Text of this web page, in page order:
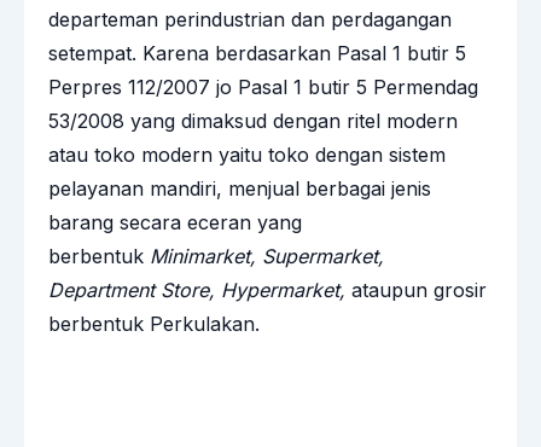
departeman perindustrian dan perdagangan
setempat. Karena berdasarkan Pasal 1 butir 5
Perpres 112/2007 jo Pasal 1 butir 5 Permendag
53/2008 yang dimaksud dengan ritel modern
atau toko modern yaitu toko dengan sistem
pelayanan mandiri, menjual berbagai jenis
barang secara eceran yang
berbentuk Minimarket, Supermarket,
Department Store, Hypermarket, ataupun grosir
berbentuk Perkulakan.